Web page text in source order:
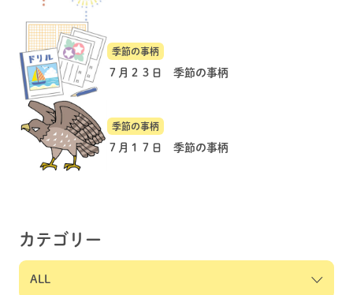
季節の事柄
７月２３日 季節の事柄
季節の事柄
７月１７日 季節の事柄
カテゴリー